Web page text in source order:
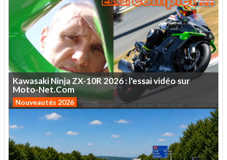
KawasakiNinjaZX-10R 2026:l'essaividéosur
Moto-Net.Com
Nouveautés 2026